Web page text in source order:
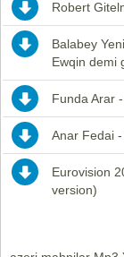
Robert
Balabey
Ewqin demi
Funda Arar
Anar Fedai
Eurovision
version)